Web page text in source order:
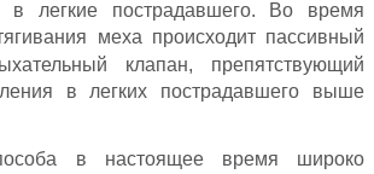
в легкие пострадавшего. Во время
меха происходит пассивный
клапан, препятствующий
в легких пострадавшего выше
в настоящее время широко